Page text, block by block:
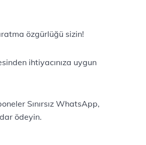
özgürlüğü sizin!
ihtiyacınıza uygun
Sınırsız WhatsApp,
ödeyin.